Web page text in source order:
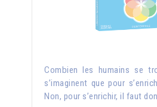
Combien les humains se
s’imaginent que pour
Non, pour s’enrichir, il faut